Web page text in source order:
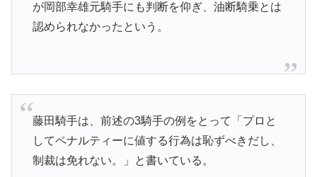
が岡部幸雄元騎手にも判断を仰ぎ、油断騎乗とは
認められなかったという。
藤田騎手は、前述の3騎手の例をとって「プロと
してペナルティーに値する行為は恥ずべきだし、
制裁は免れない。」と書いている。